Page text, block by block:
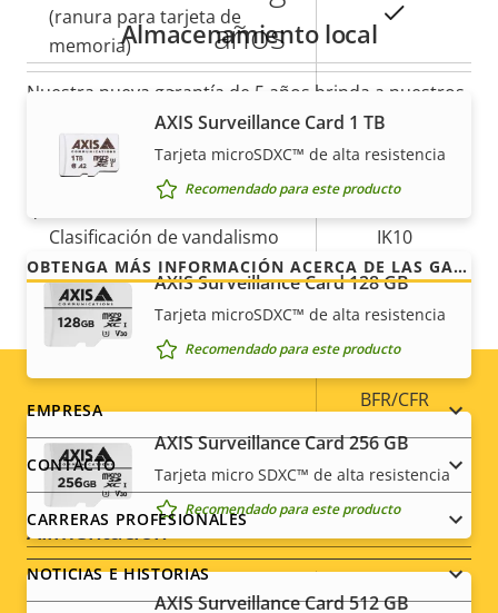
(ranura para tarjeta de
memoria)
Temperatura de
funcionamiento
-40 to 60 °C
Preparada para exterior
Clasificación de vandalismo IK10
Clasificación IP IP66, IP67
Diseñado para repintar
BFR/CFR
free
Alimentación
Descripción
Valor de
Potencia (máxima) 13.0 W
Almacenamiento local
AXIS Surveillance Card 1 TB
Tarjeta microSDXC™ de alta resistencia
Recomendado para este producto
AXIS Surveillance Card 128 GB
Tarjeta microSDXC™ de alta resistencia
Recomendado para este producto
AXIS Surveillance Card 256 GB
Tarjeta micro SDXC™ de alta resistencia
Recomendado para este producto
AXIS Surveillance Card 512 GB
años
Nuestra nueva garantía de 5 años brinda a nuestros
clientes años de uso sin preocupaciones y un
control de los costes. Y no hay sorpresas ocultas en
la factura, lo que prometemos es exactamente lo
OBTENGA MÁS INFORMACIÓN ACERCA DE LAS GARANTÍAS DE AXIS
Footer
menu
EMPRESA
CONTACTO
CARRERAS PROFESIONALES
NOTICIAS E HISTORIAS